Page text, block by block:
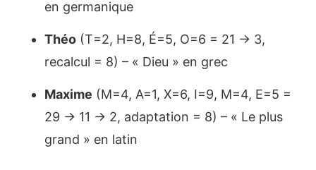
en germanique
Théo (T=2, H=8, É=5, O=6 = 21 → 3,
recalcul = 8) – « Dieu » en grec
Maxime (M=4, A=1, X=6, I=9, M=4, E=5 =
29 → 11 → 2, adaptation = 8) – « Le plus
grand » en latin